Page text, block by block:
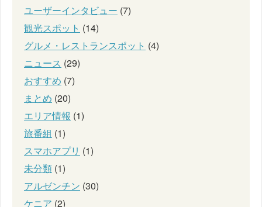
ユーザーインタビュー (7)
観光スポット (14)
グルメ・レストランスポット (4)
ニュース (29)
おすすめ (7)
まとめ (20)
エリア情報 (1)
旅番組 (1)
スマホアプリ (1)
未分類 (1)
アルゼンチン (30)
ケニア (2)